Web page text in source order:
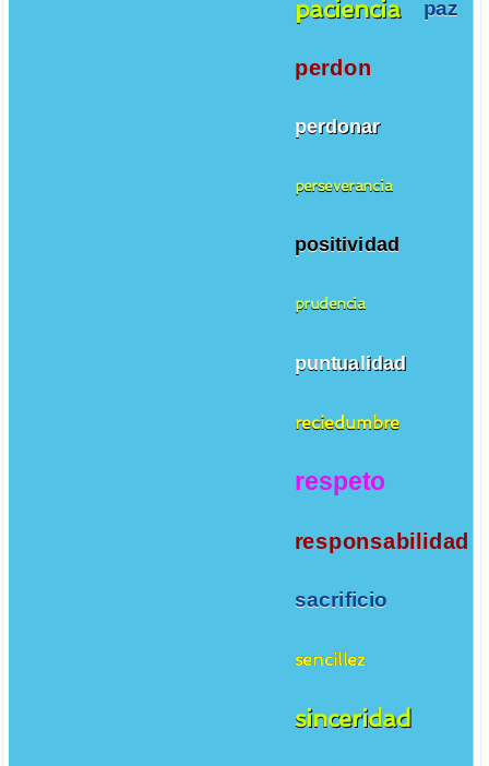
paciencia paz
perdon
perdonar
perseverancia
positividad
prudencia
puntualidad
reciedumbre
respeto
responsabilidad
sacrificio
sencillez
sinceridad